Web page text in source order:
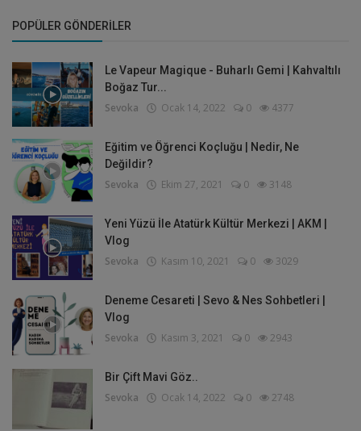
POPÜLER GÖNDERILER
Le Vapeur Magique - Buharlı Gemi | Kahvaltılı
Boğaz Tur...
Sevoka Ocak 14, 2022 0 4377
Eğitim ve Öğrenci Koçluğu | Nedir, Ne
Değildir?
Sevoka Ekim 27, 2021 0 3148
Yeni Yüzü İle Atatürk Kültür Merkezi | AKM |
Vlog
Sevoka Kasım 10, 2021 0 3029
Deneme Cesareti | Sevo & Nes Sohbetleri |
Vlog
Sevoka Kasım 3, 2021 0 2943
Bir Çift Mavi Göz..
Sevoka Ocak 14, 2022 0 2748